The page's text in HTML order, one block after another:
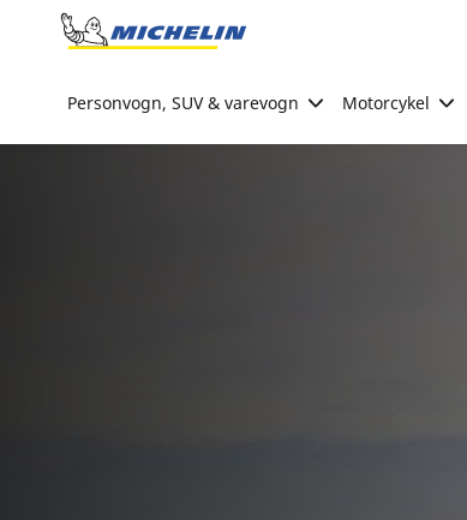
Go to page content
Personvogn, SUV & varevogn Motorcykel